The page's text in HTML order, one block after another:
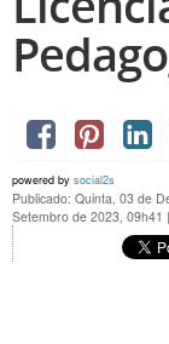
powered by social2s
Publicado: Quinta, 03 de
Setembro de 2023, 09h41 |